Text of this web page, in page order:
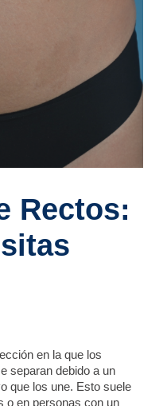
Rectos:
en la que los
separan debido a un
que los une. Esto suele
o en personas con un